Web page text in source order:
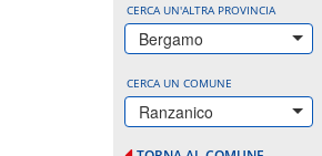
CERCA UN'ALTRA PROVINCIA
Bergamo
CERCA UN COMUNE
Ranzanico